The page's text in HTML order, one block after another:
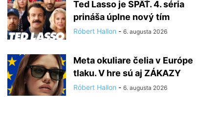
Ted Lasso je SPÄŤ. 4. séria
prináša úplne nový tím
Róbert Hallon - 6. augusta 2026
Meta okuliare čelia v Európe
tlaku. V hre sú aj ZÁKAZY
Róbert Hallon - 6. augusta 2026